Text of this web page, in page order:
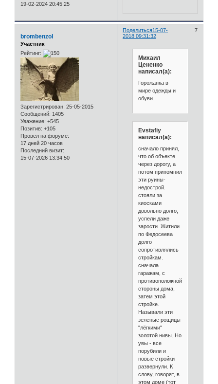
19-02-2024 20:45:25
Поделиться 7
15-07-
2018 09:31:32
brombenzol
Участник
Рейтинг:
Зарегистрирован: 25-05-2015
Сообщений: 1405
Уважение: +545
Позитив: +105
Провел на форуме:
17 дней 20 часов
Последний визит:
15-07-2026 13:34:50
Михаил
Цененко
написал(а):
Горожанка в
мире одежды и
обуви.
Evstafiy
написал(а):
сначало принял,
что об объекте
через дорогу, а
потом припомнил
эти руины-
недострой.
стояли за
киосками
довольно долго,
успели даже
зарости. Житили
по Федосеева
долго
сопротивлялись
стройкам.
сначала
гаражам, с
противоположной
стороны дома,
затем этой
стройке.
Называли эти
зеленые рощицы
"лёгкими"
золотой нивы. Но
увы - все
порубили и
новые стройки
развернули. К
слову, говорят, в
этом доме (тот